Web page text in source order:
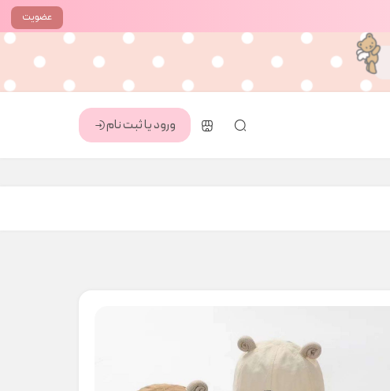
عضویت
ورود یا ثبت نام